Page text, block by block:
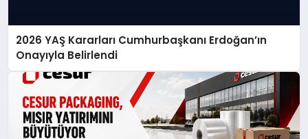
2026 YAŞ Kararları Cumhurbaşkanı Erdoğan’ın
Onayıyla Belirlendi